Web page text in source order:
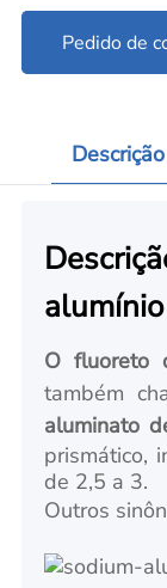
Pedido de
O fluoreto
também
aluminato
prismático,
de 2,5 a 3.
Outros